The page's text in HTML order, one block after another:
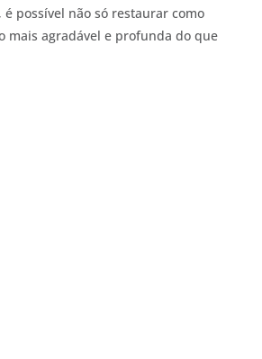
possível não só restaurar como
mais agradável e profunda do que